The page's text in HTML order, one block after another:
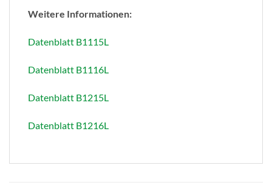
Weitere Informationen:
Datenblatt B1115L
Datenblatt B1116L
Datenblatt B1215L
Datenblatt B1216L